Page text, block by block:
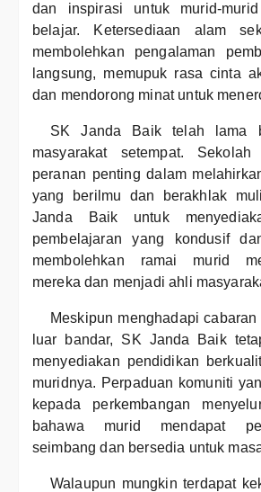
dan inspirasi untuk murid-
belajar. Ketersediaan alam
membolehkan pengalaman
langsung, memupuk rasa cinta
dan mendorong minat untuk
SK Janda Baik telah lama
masyarakat setempat.
peranan penting dalam
yang berilmu dan berakhlak
Janda Baik untuk
pembelajaran yang kondusif
membolehkan ramai murid
mereka dan menjadi ahli
Meskipun menghadapi
luar bandar, SK Janda Baik
menyediakan pendidikan
muridnya. Perpaduan komuniti
kepada perkembangan
bahawa murid mendapat
seimbang dan bersedia untuk
Walaupun mungkin terdapat